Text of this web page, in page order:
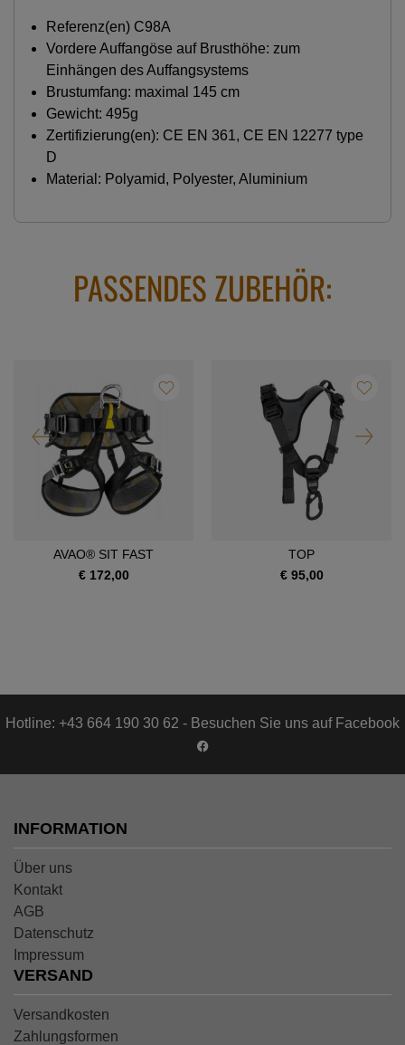
Referenz(en) C98A
Vordere Auffangöse auf Brusthöhe: zum
Einhängen des Auffangsystems
Brustumfang: maximal 145 cm
Gewicht: 495g
Zertifizierung(en): CE EN 361, CE EN 12277 type
D
Material: Polyamid, Polyester, Aluminium
PASSENDES ZUBEHÖR:
AVAO® SIT FAST
€ 172,00
TOP
€ 95,00
Hotline: +43 664 190 30 62 - Besuchen Sie uns auf Facebook
INFORMATION
Über uns
Kontakt
AGB
Datenschutz
Impressum
VERSAND
Versandkosten
Zahlungsformen